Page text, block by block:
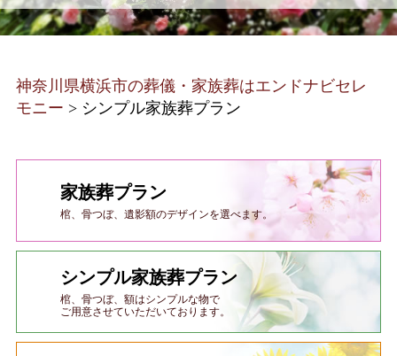
神奈川県横浜市の葬儀・家族葬はエンドナビセレ
モニー > シンプル家族葬プラン
家族葬プラン
棺、骨つぼ、遺影額のデザインを選べます。
シンプル家族葬プラン
棺、骨つぼ、額はシンプルな物で
ご用意させていただいております。